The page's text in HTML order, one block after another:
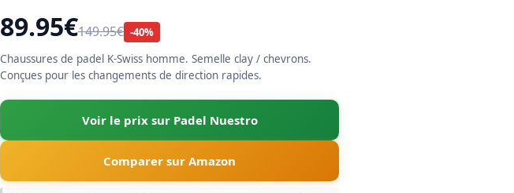
89.95€149.95€ -40%
Chaussures de padel K-Swiss homme. Semelle clay / chevrons.
Conçues pour les changements de direction rapides.
Voir le prix sur Padel Nuestro
Comparer sur Amazon